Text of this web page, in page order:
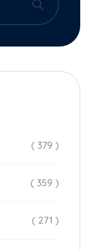
( 379 )
( 359 )
( 271 )